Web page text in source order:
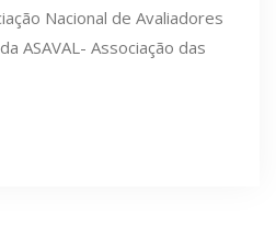
Nacional de Avaliadores
ASAVAL- Associação das